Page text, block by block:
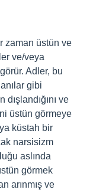
zaman üstün ve
ve/veya
Adler, bu
gibi
ve
üstün görmeye
küstah bir
narsisizm
aslında
görmek
arınmış ve